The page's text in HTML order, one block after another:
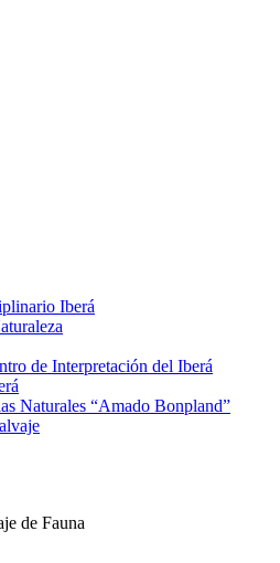
Iberá
de Interpretación del Iberá
Naturales “Amado Bonpland”
de Fauna